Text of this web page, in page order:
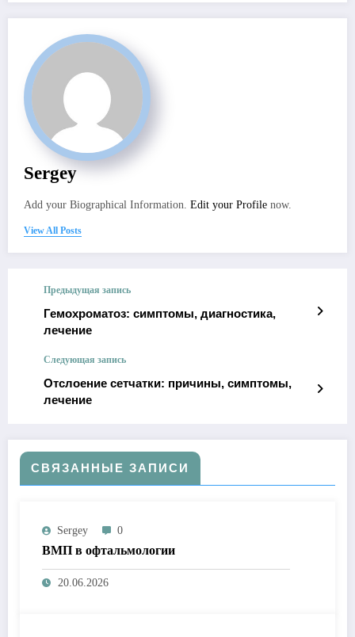
Sergey
Add your Biographical Information. Edit your Profile now.
View All Posts
Предыдущая запись
Гемохроматоз: симптомы, диагностика,
лечение
Следующая запись
Отслоение сетчатки: причины, симптомы,
лечение
СВЯЗАННЫЕ ЗАПИСИ
Sergey 0
ВМП в офтальмологии
20.06.2026